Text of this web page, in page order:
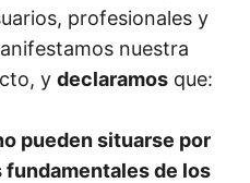
profesionales y
nuestra
y declaramos que:
pueden situarse por
de los